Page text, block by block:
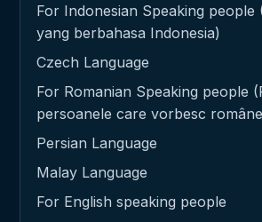
For Indonesian Speaking
yang berbahasa Indonesia)
Czech Language
For Romanian Speaking people
persoanele care vorbesc
Persian Language
Malay Language
For English speaking people